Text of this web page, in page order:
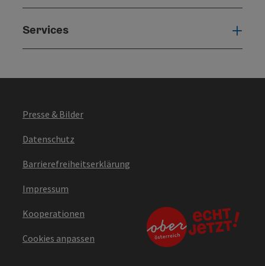
Services
Presse & Bilder
Datenschutz
Barrierefreiheitserklärung
Impressum
Kooperationen
Cookies anpassen